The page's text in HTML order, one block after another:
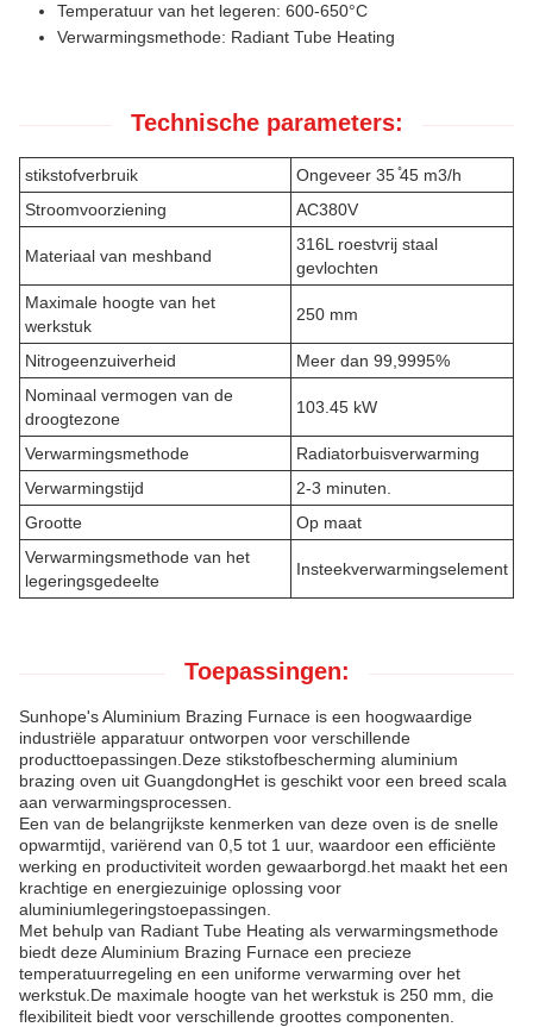
Temperatuur van het legeren: 600-650°C
Verwarmingsmethode: Radiant Tube Heating
Technische parameters:
stikstofverbruik
Ongeveer 35 ̊45 m3/h
Stroomvoorziening
AC380V
Materiaal van meshband
316L roestvrij staal
gevlochten
Maximale hoogte van het
werkstuk
250 mm
Nitrogeenzuiverheid
Meer dan 99,9995%
Nominaal vermogen van de
droogtezone
103.45 kW
Verwarmingsmethode
Radiatorbuisverwarming
Verwarmingstijd
2-3 minuten.
Grootte
Op maat
Verwarmingsmethode van het
legeringsgedeelte
Insteekverwarmingselement
Toepassingen:
Sunhope's Aluminium Brazing Furnace is een hoogwaardige
industriële apparatuur ontworpen voor verschillende
producttoepassingen.Deze stikstofbescherming aluminium
brazing oven uit GuangdongHet is geschikt voor een breed scala
aan verwarmingsprocessen.
Een van de belangrijkste kenmerken van deze oven is de snelle
opwarmtijd, variërend van 0,5 tot 1 uur, waardoor een efficiënte
werking en productiviteit worden gewaarborgd.het maakt het een
krachtige en energiezuinige oplossing voor
aluminiumlegeringstoepassingen.
Met behulp van Radiant Tube Heating als verwarmingsmethode
biedt deze Aluminium Brazing Furnace een precieze
temperatuurregeling en een uniforme verwarming over het
werkstuk.De maximale hoogte van het werkstuk is 250 mm, die
flexibiliteit biedt voor verschillende groottes componenten.